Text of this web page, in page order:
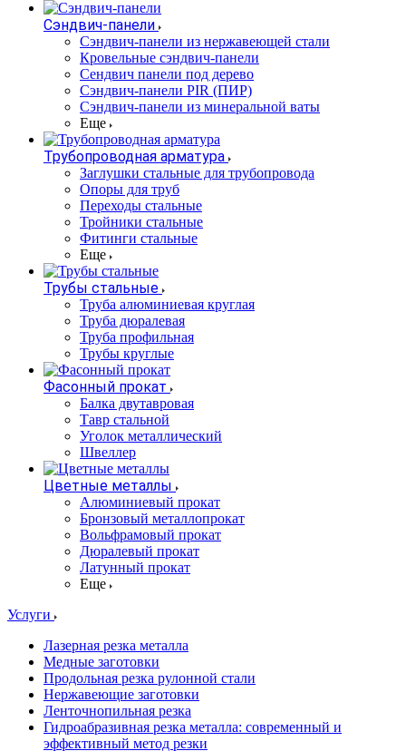
Сэндвич-панели
Cэндвич-панели из нержавеющей стали
Кровельные сэндвич-панели
Сендвич панели под дерево
Сэндвич-панели PIR (ПИР)
Сэндвич-панели из минеральной ваты
Еще
Трубопроводная арматура
Заглушки стальные для трубопровода
Опоры для труб
Переходы стальные
Тройники стальные
Фитинги стальные
Еще
Трубы стальные
Труба алюминиевая круглая
Труба дюралевая
Труба профильная
Трубы круглые
Фасонный прокат
Балка двутавровая
Тавр стальной
Уголок металлический
Швеллер
Цветные металлы
Алюминиевый прокат
Бронзовый металлопрокат
Вольфрамовый прокат
Дюралевый прокат
Латунный прокат
Еще
Услуги
Лазерная резка металла
Медные заготовки
Продольная резка рулонной стали
Нержавеющие заготовки
Ленточнопильная резка
Гидроабразивная резка металла: современный и
эффективный метод резки